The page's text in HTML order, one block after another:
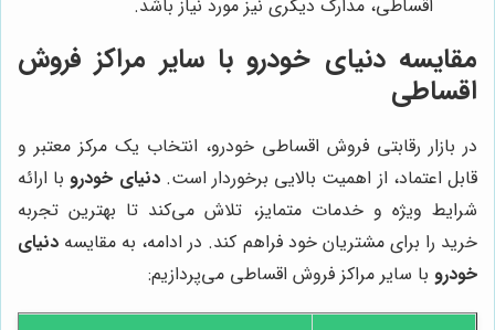
اقساطی، مدارک دیگری نیز مورد نیاز باشد.
مقایسهدنیای خودرو با سایر مراکز فروش
اقساطی
در بازار رقابتی فروش اقساطی خودرو، انتخاب یک مرکز معتبر و
قابل اعتماد، از اهمیت بالایی برخوردار است.دنیای خودروبا ارائه
شرایط ویژه و خدمات متمایز، تلاش می‌کند تا بهترین تجربه
خرید را برای مشتریان خود فراهم کند. در ادامه، به مقایسه دنیای
خودرو با سایر مراکز فروش اقساطی می‌پردازیم: